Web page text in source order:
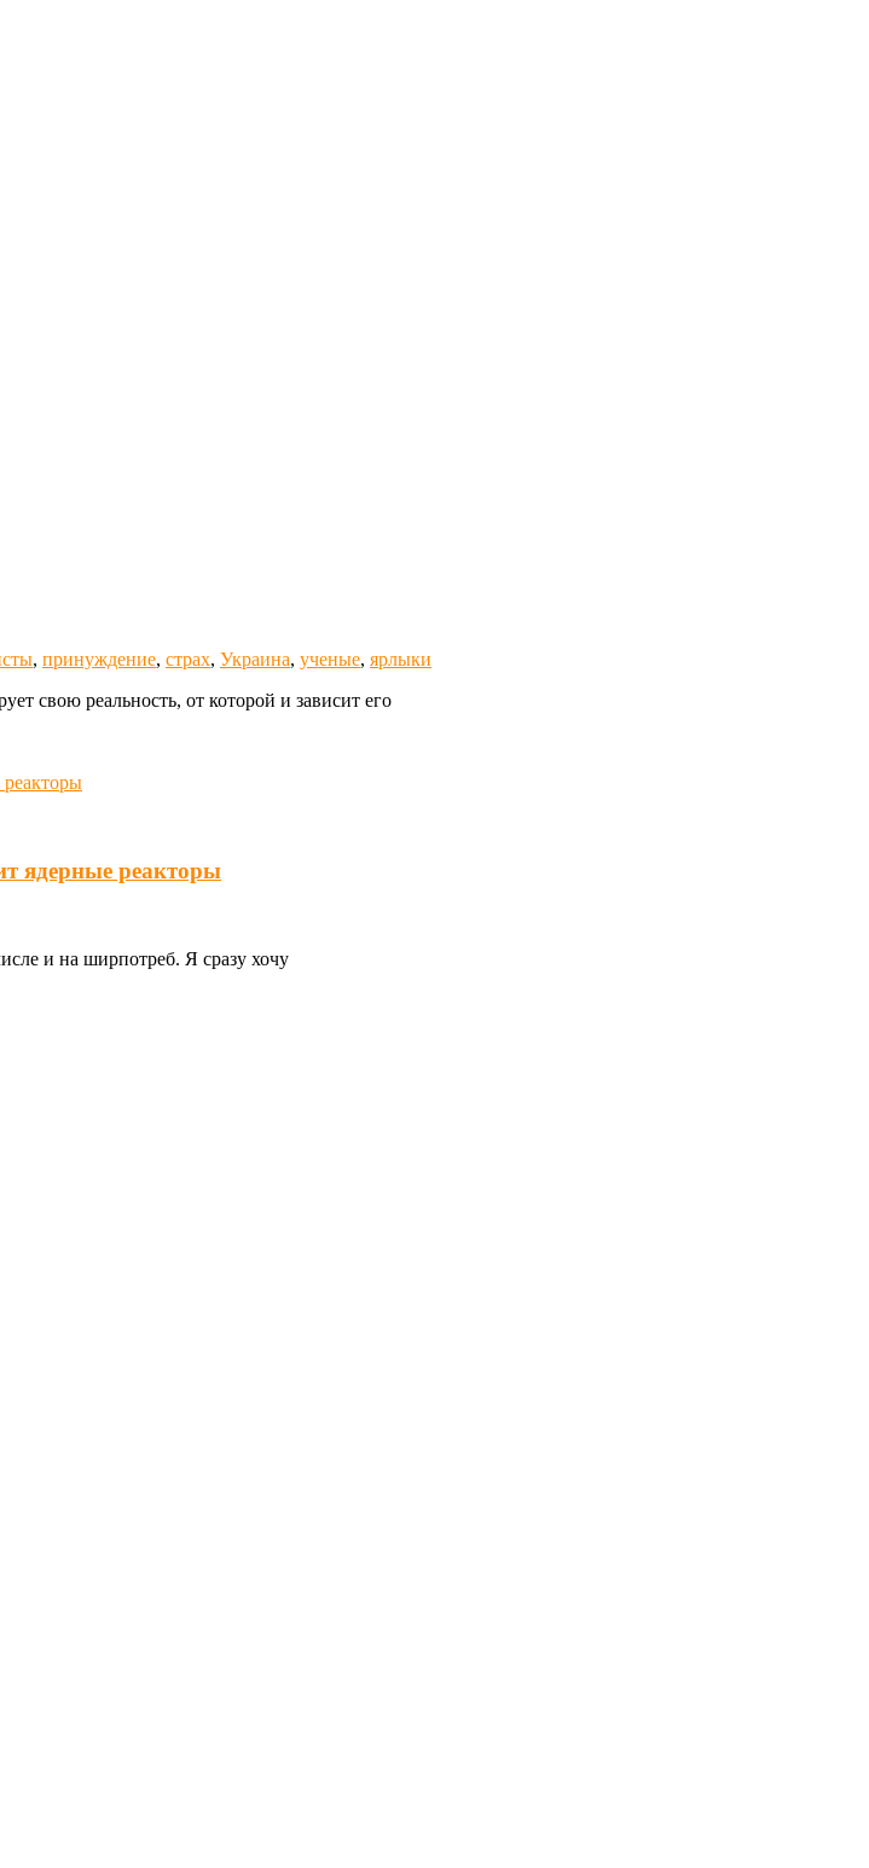
, принуждение, страх, Украина, ученые, ярлыки
свою реальность, от которой и зависит его
ядерные реакторы
и на ширпотреб. Я сразу хочу